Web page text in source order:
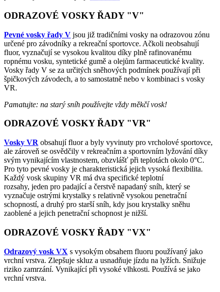
ODRAZOVÉ VOSKY ŘADY "V"
Pevné vosky řady V jsou již tradičními vosky na odrazovou zónu
určené pro závodníky a rekreační sportovce. Ačkoli neobsahují
fluor, vyznačují se vysokou kvalitou díky plně rafinovanému
ropnému vosku, syntetické gumě a olejům farmaceutické kvality.
Vosky řady V se za určitých sněhových podmínek používají při
špičkových závodech, a to samostatně nebo v kombinaci s vosky
VR.
Pamatujte: na starý sníh používejte vždy měkčí vosk!
ODRAZOVÉ VOSKY ŘADY "VR"
Vosky VR obsahují fluor a byly vyvinuty pro vrcholové sportovce,
ale zároveň se osvědčily v rekreačním a sportovním lyžování díky
svým vynikajícím vlastnostem, obzvlášť při teplotách okolo 0°C.
Pro tyto pevné vosky je charakteristická jejich vysoká flexibilita.
Každý vosk skupiny VR má dva specifické teplotní
rozsahy, jeden pro padající a čerstvě napadaný sníh, který se
vyznačuje ostrými krystalky s relativně vysokou penetrační
schopností, a druhý pro starší sníh, kdy jsou krystalky sněhu
zaoblené a jejich penetrační schopnost je nižší.
ODRAZOVÉ VOSKY ŘADY "VX"
Odrazový vosk VX s vysokým obsahem fluoru používaný jako
vrchní vrstva. Zlepšuje skluz a usnadňuje jízdu na lyžích. Snižuje
riziko zamrzání. Vynikající při vysoké vlhkosti. Používá se jako
vrchní vrstva.